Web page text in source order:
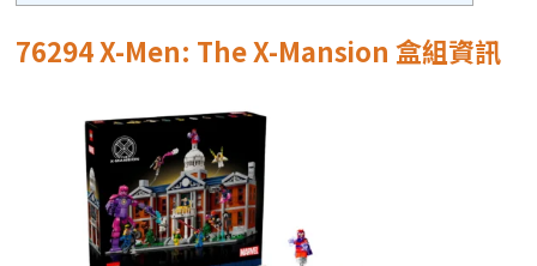
76294 X-Men: The X-Mansion 盒組資訊